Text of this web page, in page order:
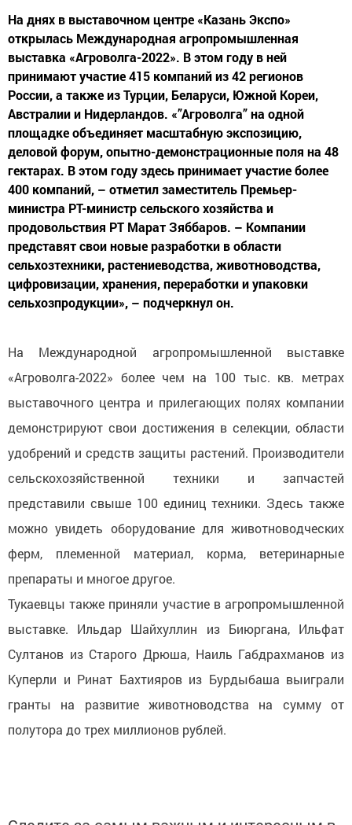
На днях в выставочном центре «Казань Экспо»
открылась Международная агропромышленная
выставка «Агроволга-2022». В этом году в ней
принимают участие 415 компаний из 42 регионов
России, а также из Турции, Беларуси, Южной Кореи,
Австралии и Нидерландов. «”Агроволга” на одной
площадке объединяет масштабную экспозицию,
деловой форум, опытно-демонстрационные поля на 48
гектарах. В этом году здесь принимает участие более
400 компаний, – отметил заместитель Премьер-
министра РТ-министр сельского хозяйства и
продовольствия РТ Марат Зяббаров. – Компании
представят свои новые разработки в области
сельхозтехники, растениеводства, животноводства,
цифровизации, хранения, переработки и упаковки
сельхозпродукции», – подчеркнул он.
На Международной агропромышленной выставке
«Агроволга-2022» более чем на 100 тыс. кв. метрах
выставочного центра и прилегающих полях компании
демонстрируют свои достижения в селекции, области
удобрений и средств защиты растений. Производители
сельскохозяйственной техники и запчастей
представили свыше 100 единиц техники. Здесь также
можно увидеть оборудование для животноводческих
ферм, племенной материал, корма, ветеринарные
препараты и многое другое.
Тукаевцы также приняли участие в агропромышленной
выставке. Ильдар Шайхуллин из Биюргана, Ильфат
Султанов из Старого Дрюша, Наиль Габдрахманов из
Куперли и Ринат Бахтияров из Бурдыбаша выиграли
гранты на развитие животноводства на сумму от
полутора до трех миллионов рублей.